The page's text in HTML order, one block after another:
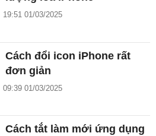
19:51 01/03/2025
Cách đổi icon iPhone rất
đơn giản
09:39 01/03/2025
Cách tắt làm mới ứng dụng